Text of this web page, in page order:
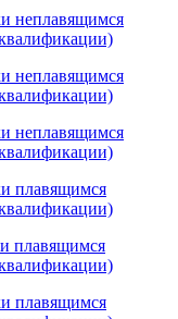
неплавящимся
неплавящимся
неплавящимся
плавящимся
плавящимся
плавящимся